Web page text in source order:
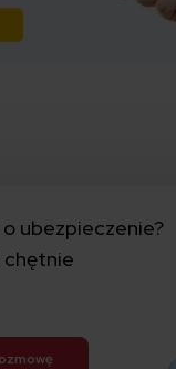
ubezpieczenie?
chętnie